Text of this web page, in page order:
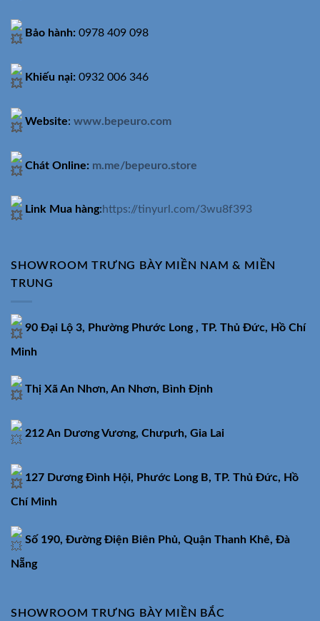
Bảo hành: 0978 409 098
Khiếu nại: 0932 006 346
Website: www.bepeuro.com
Chát Online: m.me/bepeuro.store
Link Mua hàng:https://tinyurl.com/3wu8f393
SHOWROOM TRƯNG BÀY MIỀN NAM & MIỀN
TRUNG
90 Đại Lộ 3, Phường Phước Long , TP. Thủ Đức, Hồ Chí
Minh
Thị Xã An Nhơn, An Nhơn, Bình Định
212 An Dương Vương, Chưpưh, Gia Lai
127 Dương Đình Hội, Phước Long B, TP. Thủ Đức, Hồ
Chí Minh
Số 190, Đường Điện Biên Phủ, Quận Thanh Khê, Đà
Nẵng
SHOWROOM TRƯNG BÀY MIỀN BẮC